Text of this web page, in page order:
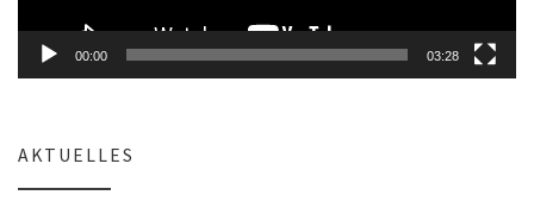
00:00 03:28
AKTUELLES